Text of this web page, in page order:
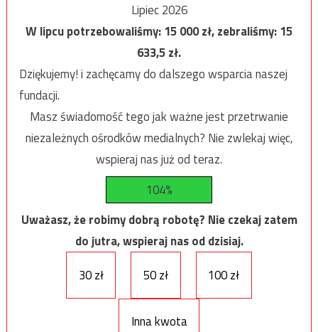
Lipiec 2026
W lipcu potrzebowaliśmy:15 000zł, zebraliśmy:15
633,5zł.
Dziękujemy! i zachęcamy do dalszego wsparcia naszej
fundacji.
Masz świadomość tego jak ważne jest przetrwanie
niezależnych ośrodków medialnych? Nie zwlekaj więc,
wspieraj nas już od teraz.
104%
Uważasz, że robimy dobrą robotę? Nie czekaj zatem
do jutra, wspieraj nas od dzisiaj.
30 zł
50 zł 100 zł
Inna kwota